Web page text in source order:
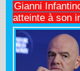
Gianni
atteinte à son